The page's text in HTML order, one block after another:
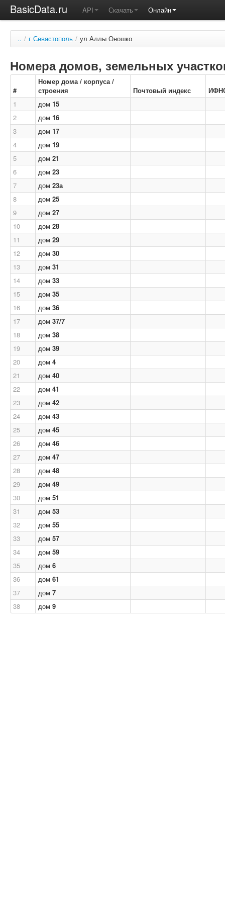
BasicData.ru API Скачать Онлайн
.. / г Севастополь / ул Аллы Оношко
Номера домов, земельных
#
Номер дома / корпуса /
строения
Почтовый индекс
1
дом 15
2
дом 16
3
дом 17
4
дом 19
5
дом 21
6
дом 23
7
дом 23а
8
дом 25
9
дом 27
10
дом 28
11
дом 29
12
дом 30
13
дом 31
14
дом 33
15
дом 35
16
дом 36
17
дом 37/7
18
дом 38
19
дом 39
20
дом 4
21
дом 40
22
дом 41
23
дом 42
24
дом 43
25
дом 45
26
дом 46
27
дом 47
28
дом 48
29
дом 49
30
дом 51
31
дом 53
32
дом 55
33
дом 57
34
дом 59
35
дом 6
36
дом 61
37
дом 7
38
дом 9